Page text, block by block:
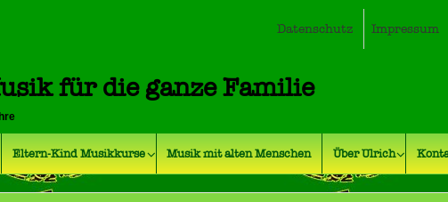
Datenschutz Impressum
für die ganze Familie
Eltern-Kind Musikkurse Musik mit alten Menschen Über Ulrich